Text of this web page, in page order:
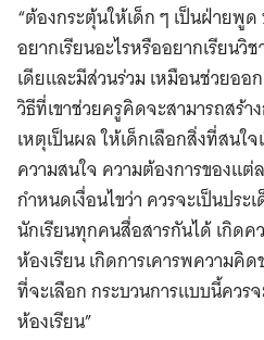
“ต้องกระตุ้นให้เด็ก ๆ เป็นฝ่ายพู
อยากเรียนอะไรหรืออยากเรียนวิ
เดียและมีส่วนร่วม เหมือนช่วยอ
วิธีที่เขาช่วยครูคิดจะสามารถสร้
เหตุเป็นผล ให้เด็กเลือกสิ่งที่สนใ
ความสนใจ ความต้องการของแ
กำหนดเงื่อนไขว่า ควรจะเป็นประ
นักเรียนทุกคนสื่อสารกันได้ เกิดค
ห้องเรียน เกิดการเคารพความ
ที่จะเลือก กระบวนการแบบนี้คว
ห้องเรียน”